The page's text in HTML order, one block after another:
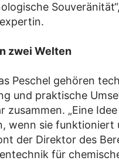
zwei Welten
Peschel gehören
und praktische
zusammen. „Eine
wenn sie funktioniert
der Direktor des
für